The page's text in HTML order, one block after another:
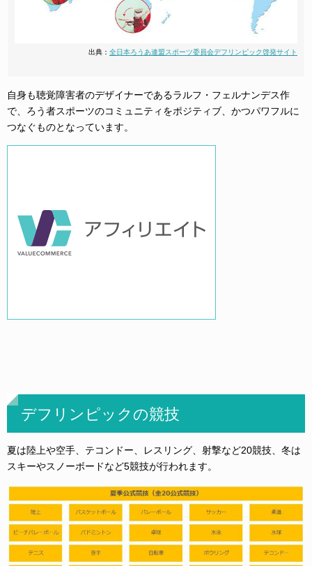
出典： 全日本ろうあ連盟スポーツ委員会デフリンピック啓発サイト
自身も聴覚障害者のデザイナーであるラルフ・フェルナンデス作
で、ろう者スポーツのコミュニティをポジティブ、かつパワフルに
つなぐものとなっています。
デフリンピックの競技
夏は陸上や空手、テコンドー、レスリング、射撃など20競技、冬は
スキーやスノーボードなど5競技が行われます。